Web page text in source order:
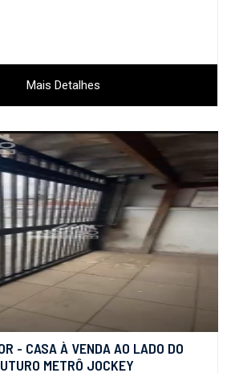
Mais Detalhes
- CASA À VENDA AO LADO DO
METRÔ JOCKEY